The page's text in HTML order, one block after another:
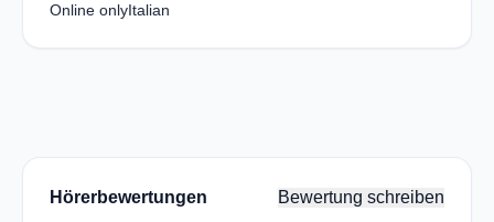
Online onlyItalian
Hörerbewertungen Bewertung schreiben